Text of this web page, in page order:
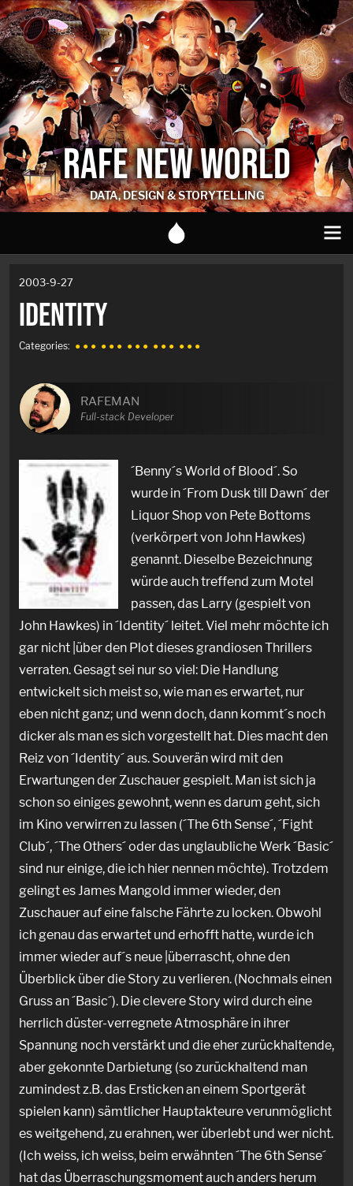
RAFE NEW WORLD
DATA, DESIGN & STORYTELLING
2003-9-27
IDENTITY
Categories: ● ● ● ● ● ● ● ● ● ● ● ● ● ● ●
RAFEMAN
Full-stack Developer
´Benny´s World of Blood´. So
wurde in ´From Dusk till Dawn´ der
Liquor Shop von Pete Bottoms
(verkörpert von John Hawkes)
genannt. Dieselbe Bezeichnung
würde auch treffend zum Motel
passen, das Larry (gespielt von
John Hawkes) in ´Identity´ leitet. Viel mehr möchte ich
gar nicht |über den Plot dieses grandiosen Thrillers
verraten. Gesagt sei nur so viel: Die Handlung
entwickelt sich meist so, wie man es erwartet, nur
eben nicht ganz; und wenn doch, dann kommt´s noch
dicker als man es sich vorgestellt hat. Dies macht den
Reiz von ´Identity´ aus. Souverän wird mit den
Erwartungen der Zuschauer gespielt. Man ist sich ja
schon so einiges gewohnt, wenn es darum geht, sich
im Kino verwirren zu lassen (´The 6th Sense´, ´Fight
Club´, ´The Others´ oder das unglaubliche Werk ´Basic´
sind nur einige, die ich hier nennen möchte). Trotzdem
gelingt es James Mangold immer wieder, den
Zuschauer auf eine falsche Fährte zu locken. Obwohl
ich genau das erwartet und erhofft hatte, wurde ich
immer wieder auf´s neue |überrascht, ohne den
Überblick über die Story zu verlieren. (Nochmals einen
Gruss an ´Basic´). Die clevere Story wird durch eine
herrlich düster-verregnete Atmosphäre in ihrer
Spannung noch verstärkt und die eher zurückhaltende,
aber gekonnte Darbietung (so zurückhaltend man
zumindest z.B. das Ersticken an einem Sportgerät
spielen kann) sämtlicher Hauptakteure verunmöglicht
es weitgehend, zu erahnen, wer überlebt und wer nicht.
(Ich weiss, ich weiss, beim erwähnten ´The 6th Sense´
hat das Überraschungsmoment auch anders herum